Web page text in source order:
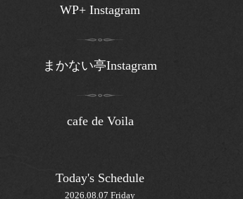
WP+ Instagram
まかない亭Instagram
cafe de Voila
Today's Schedule
2026.08.07 Friday